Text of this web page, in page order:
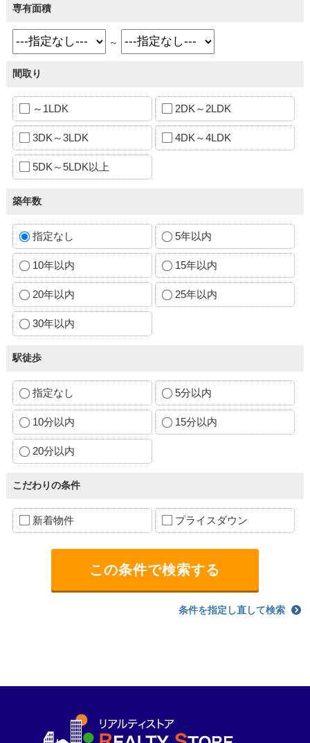
専有面積
～
間取り
～1LDK 2DK～2LDK
3DK～3LDK 4DK～4LDK
5DK～5LDK以上
築年数
指定なし 5年以内
10年以内 15年以内
20年以内 25年以内
30年以内
駅徒歩
指定なし 5分以内
10分以内 15分以内
20分以内
こだわりの条件
新着物件 プライスダウン
条件を指定し直して検索